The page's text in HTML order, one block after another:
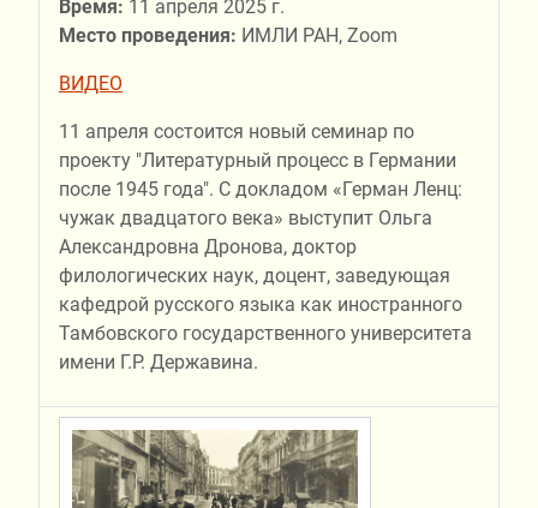
Время: 11 апреля 2025 г.
Место проведения: ИМЛИ РАН, Zoom
ВИДЕО
11 апреля состоится новый семинар по
проекту "Литературный процесс в Германии
после 1945 года". С докладом «Герман Ленц:
чужак двадцатого века» выступит Ольга
Александровна Дронова, доктор
филологических наук, доцент, заведующая
кафедрой русского языка как иностранного
Тамбовского государственного университета
имени Г.Р. Державина.